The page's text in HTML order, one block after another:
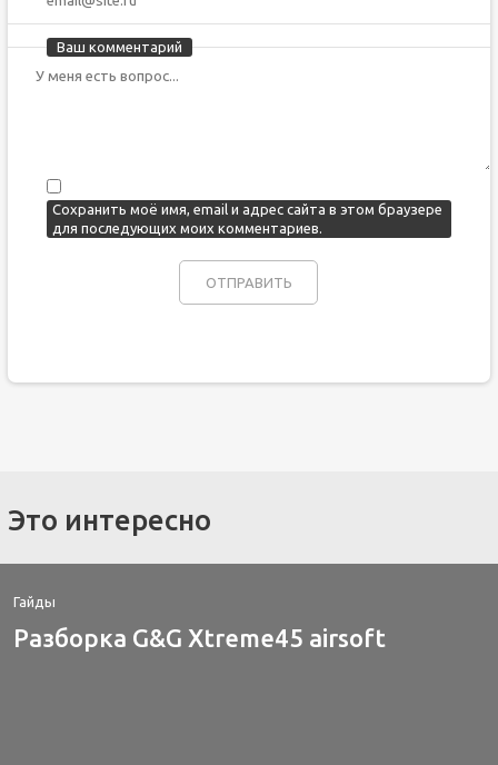
Ваш комментарий
Сохранить моё имя, email и адрес сайта в этом браузере
для последующих моих комментариев.
Это интересно
Гайды
Разборка G&G Xtreme45 airsoft